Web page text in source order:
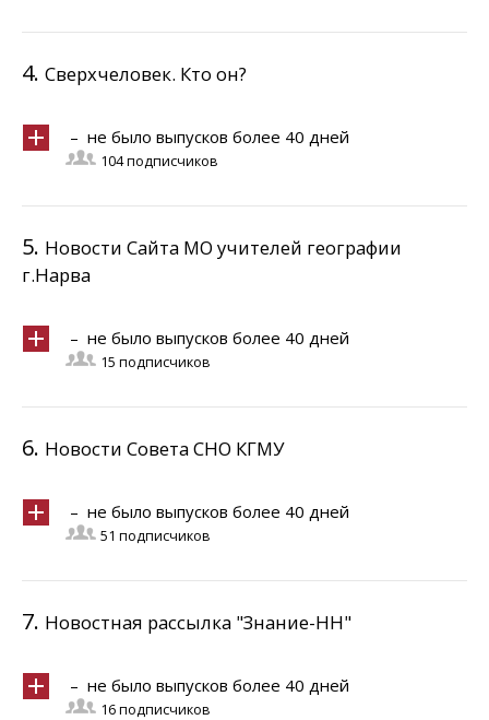
4. Сверхчеловек. Кто он?
– не было выпусков более 40 дней
104 подписчиков
5. Новости Сайта МО учителей географии
г.Нарва
– не было выпусков более 40 дней
15 подписчиков
6. Новости Совета СНО КГМУ
– не было выпусков более 40 дней
51 подписчиков
7. Новостная рассылка "Знание-НН"
– не было выпусков более 40 дней
16 подписчиков